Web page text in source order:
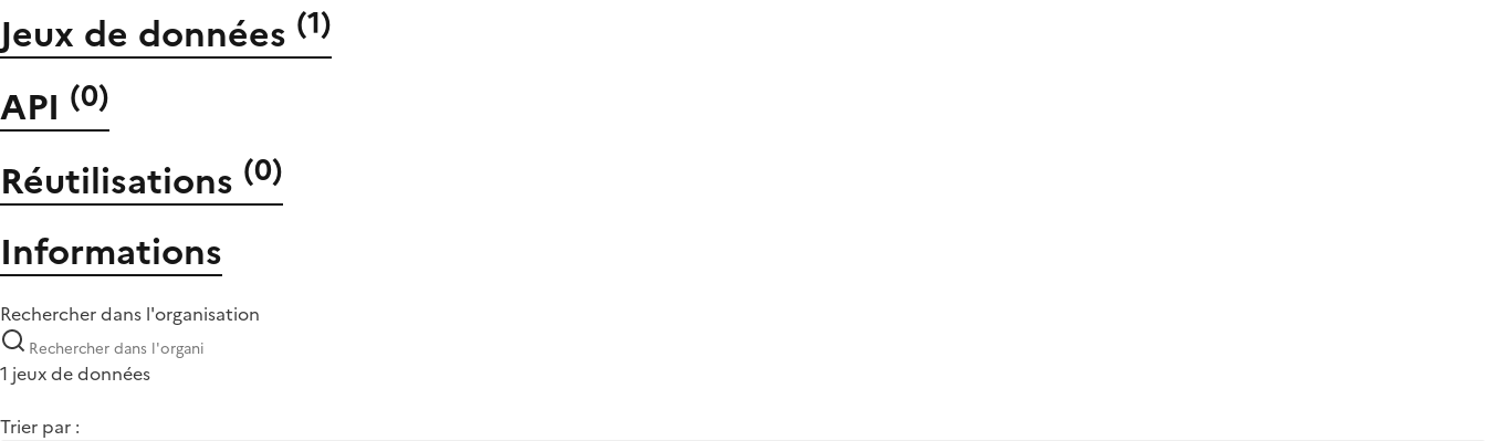
Jeux de données (1)
API (0)
Réutilisations (0)
Informations
Rechercher dans l'organisation
1 jeux de données
Trier par :